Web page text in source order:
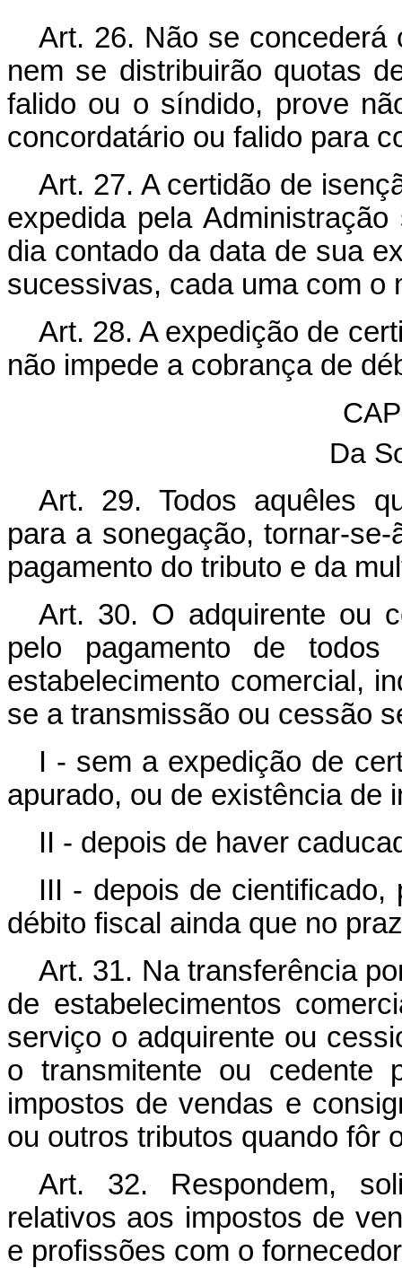
Art. 26. Não se concederá
nem se distribuirão quotas
falido ou o síndido, prove
concordatário ou falido para
Art. 27. A certidão de
expedida pela
dia contado da data de sua
sucessivas, cada uma com o
Art. 28. A expedição de
não impede a cobrança de
Da
Art. 29. Todos aquêles
para a sonegação, tornar-
pagamento do tributo e da
Art. 30. O adquirente ou
pelo pagamento de
estabelecimento comercial,
se a transmissão ou cessão
I - sem a expedição de
apurado, ou de existência de
II - depois de haver
III - depois de
débito fiscal ainda que no
Art. 31. Na transferência
de estabelecimentos
serviço o adquirente ou
o transmitente ou cedente
impostos de vendas e
ou outros tributos quando fôr
Art. 32. Respondem,
relativos aos impostos de
e profissões com o